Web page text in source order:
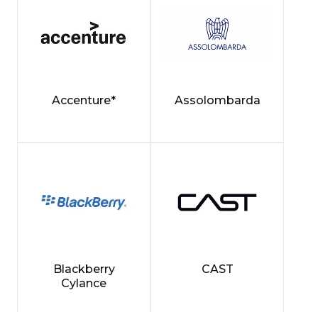
Accenture* Assolombarda
Blackberry
Cylance
CAST